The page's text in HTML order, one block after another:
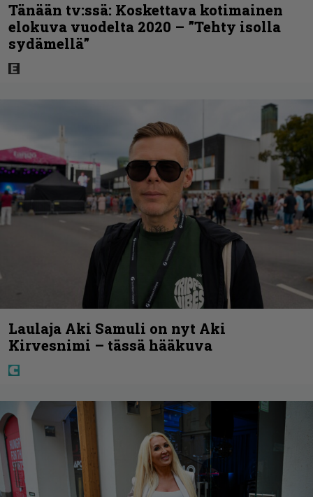
Tänään tv:ssä: Koskettava kotimainen
elokuva vuodelta 2020 – ”Tehty isolla
sydämellä”
Laulaja Aki Samuli on nyt Aki
Kirvesnimi – tässä hääkuva